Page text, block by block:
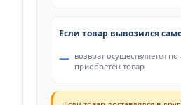
Если товар вывозился
возврат осуществляется
приобретён товар